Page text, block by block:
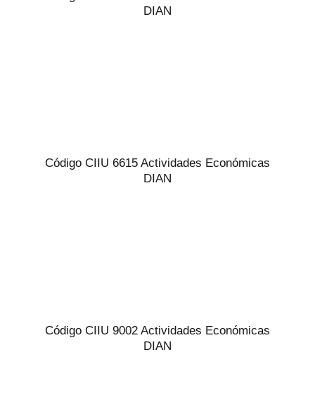
DIAN
Código CIIU 6615 Actividades Económicas
DIAN
Código CIIU 9002 Actividades Económicas
DIAN